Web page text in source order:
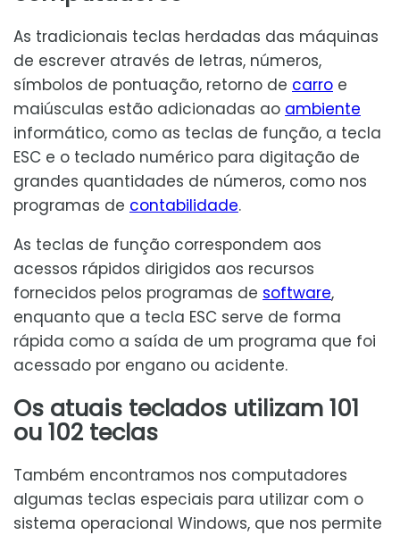
As tradicionais teclas herdadas das máquinas
de escrever através de letras, números,
símbolos de pontuação, retorno de carro e
maiúsculas estão adicionadas ao ambiente
informático, como as teclas de função, a tecla
ESC e o teclado numérico para digitação de
grandes quantidades de números, como nos
programas de contabilidade.
As teclas de função correspondem aos
acessos rápidos dirigidos aos recursos
fornecidos pelos programas de software,
enquanto que a tecla ESC serve de forma
rápida como a saída de um programa que foi
acessado por engano ou acidente.
Os atuais teclados utilizam 101
ou 102 teclas
Também encontramos nos computadores
algumas teclas especiais para utilizar com o
sistema operacional Windows, que nos permite